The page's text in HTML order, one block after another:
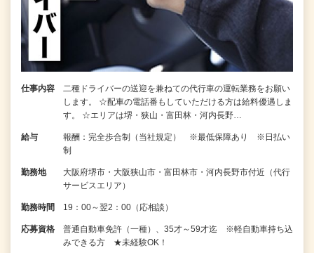
仕事内容
二種ドライバーの送迎を兼ねての代行車の運転業務をお願い
します。 ☆配車の電話番もしていただける方は給料優遇しま
す。 ☆エリアは堺・狭山・富田林・河内長野…
給与
報酬：完全歩合制（当社規定） ※最低保障あり ※日払い
制
勤務地
大阪府堺市・大阪狭山市・富田林市・河内長野市付近（代行
サービスエリア）
勤務時間 19：00～翌2：00（応相談）
応募資格
普通自動車免許（一種）、35才～59才迄 ※軽自動車持ち込
みできる方 ★未経験OK！